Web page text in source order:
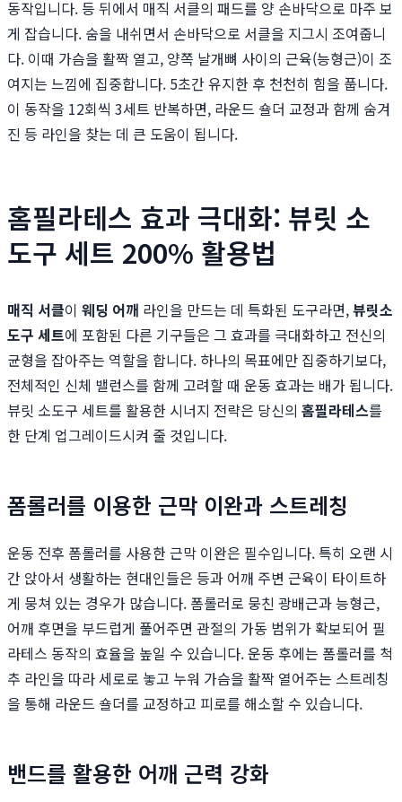
동작입니다. 등 뒤에서 매직 서클의 패드를 양 손바닥으로 마주 보
게 잡습니다. 숨을 내쉬면서 손바닥으로 서클을 지그시 조여줍니
다. 이때 가슴을 활짝 열고, 양쪽 날개뼈 사이의 근육(능형근)이 조
여지는 느낌에 집중합니다. 5초간 유지한 후 천천히 힘을 풉니다.
이 동작을 12회씩 3세트 반복하면, 라운드 숄더 교정과 함께 숨겨
진 등 라인을 찾는 데 큰 도움이 됩니다.
홈필라테스 효과 극대화: 뷰릿 소
도구 세트 200% 활용법
매직 서클이 웨딩 어깨 라인을 만드는 데 특화된 도구라면,뷰릿소
도구 세트에 포함된 다른 기구들은 그 효과를 극대화하고 전신의
균형을 잡아주는 역할을 합니다. 하나의 목표에만 집중하기보다,
전체적인 신체 밸런스를 함께 고려할 때 운동 효과는 배가 됩니다.
뷰릿 소도구 세트를 활용한 시너지 전략은 당신의 홈필라테스를
한 단계 업그레이드시켜 줄 것입니다.
폼롤러를 이용한 근막 이완과 스트레칭
운동 전후 폼롤러를 사용한 근막 이완은 필수입니다. 특히 오랜 시
간 앉아서 생활하는 현대인들은 등과 어깨 주변 근육이 타이트하
게 뭉쳐 있는 경우가 많습니다. 폼롤러로 뭉친 광배근과 능형근,
어깨 후면을 부드럽게 풀어주면 관절의 가동 범위가 확보되어 필
라테스 동작의 효율을 높일 수 있습니다. 운동 후에는 폼롤러를 척
추 라인을 따라 세로로 놓고 누워 가슴을 활짝 열어주는 스트레칭
을 통해 라운드 숄더를 교정하고 피로를 해소할 수 있습니다.
밴드를 활용한 어깨 근력 강화